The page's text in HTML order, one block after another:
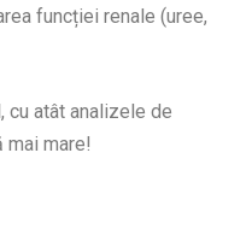
funcției renale (uree,
cu atât analizele de
mare!